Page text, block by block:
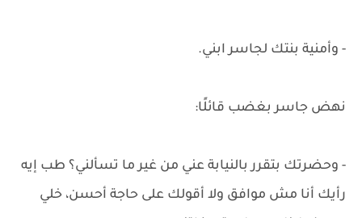
- وأمنية بنتك لجاسر ابني.
نهض جاسر بغضب قائلًا:
- وحضرتك بتقرر بالنيابة عني من غير ما تسألني؟ طب إيه
رأيك أنا مش موافق ولا أقولك على حاجة أحسن، خلي